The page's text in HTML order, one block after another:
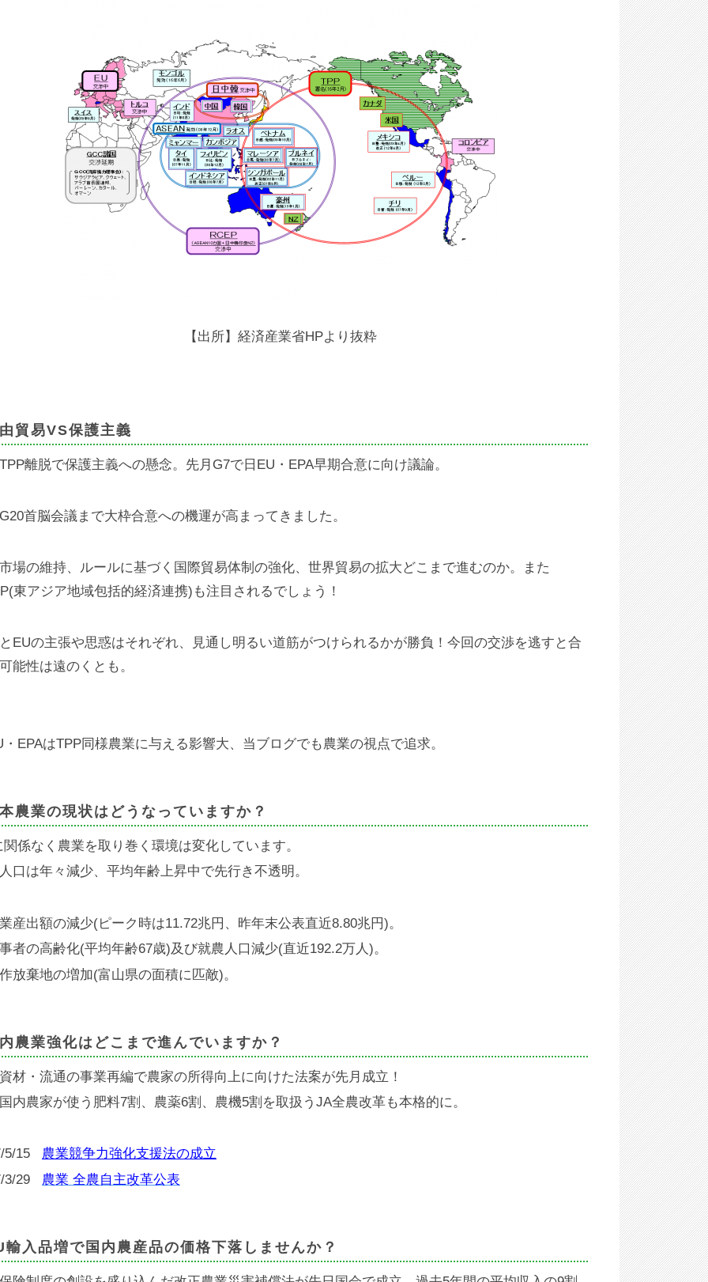
【出所】経済産業省HPより抜粋
貿易VS保護主義
離脱で保護主義への懸念。先月G7で日EU・EPA早期合意に向け議論。
首脳会議まで大枠合意への機運が高まってきました。
場の維持、ルールに基づく国際貿易体制の強化、世界貿易の拡大どこまで進むのか。また
東アジア地域包括的経済連携)も注目されるでしょう！
EUの主張や思惑はそれぞれ、見通し明るい道筋がつけられるかが勝負！今回の交渉を逃すと合
能性は遠のくとも。
・EPAはTPP同様農業に与える影響大、当ブログでも農業の視点で追求。
農業の現状はどうなっていますか？
関係なく農業を取り巻く環境は変化しています。
口は年々減少、平均年齢上昇中で先行き不透明。
産出額の減少(ピーク時は11.72兆円、昨年末公表直近8.80兆円)。
者の高齢化(平均年齢67歳)及び就農人口減少(直近192.2万人)。
放棄地の増加(富山県の面積に匹敵)。
農業強化はどこまで進んでいますか？
材・流通の事業再編で農家の所得向上に向けた法案が先月成立！
内農家が使う肥料7割、農薬6割、農機5割を取扱うJA全農改革も本格的に。
5/15 農業競争力強化支援法の成立
3/29 農業 全農自主改革公表
輸入品増で国内農産品の価格下落しませんか？